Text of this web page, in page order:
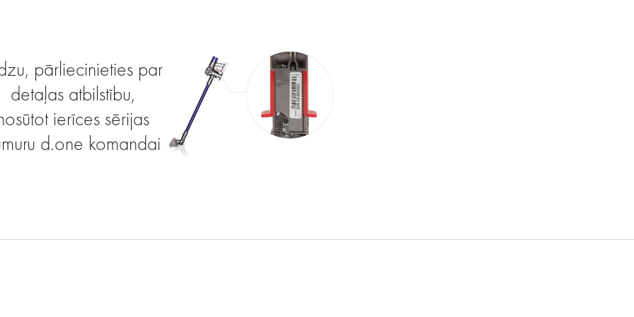
pārliecinieties par
detaļas atbilstību,
ierīces sērijas
d.one komandai